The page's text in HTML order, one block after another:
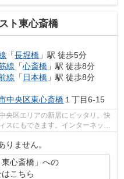
ト東心斎橋
「長堀橋 」駅 徒歩5分
線 「心斎橋 」駅 徒歩8分
線 「 日本橋 」駅 徒歩8分
中央区東心斎橋 １丁目6-15
央区エリアの新居にピッタリ。快
スにもできます。インターネット
りません。
東心斎橋」への
こちら